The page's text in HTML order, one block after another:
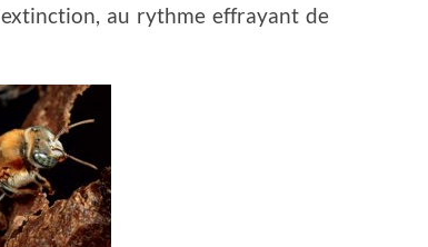
au rythme effrayant de